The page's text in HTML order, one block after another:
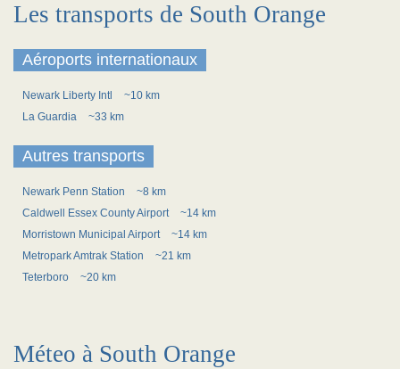
Les transports de South Orange
Aéroports internationaux
Newark Liberty Intl
~10 km
La Guardia
~33 km
Autres transports
Newark Penn Station
~8 km
Caldwell Essex County Airport
~14 km
Morristown Municipal Airport
~14 km
Metropark Amtrak Station
~21 km
Teterboro
~20 km
Méteo à South Orange